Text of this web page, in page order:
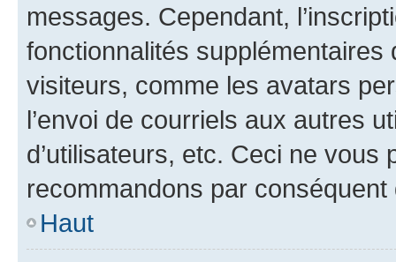
messages. Cependant,
fonctionnalités
visiteurs, comme les avatars
l’envoi de courriels aux autres
d’utilisateurs, etc. Ceci ne vous
recommandons par conséquent
Haut